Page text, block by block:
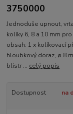
3750000
Jednoduše upnout,
kolíky 6, 8 a 10 mm
obsah: 1 x kolíkovací
hloubkový doraz, ø 8
blistr ... celý popis
Dostupnost na